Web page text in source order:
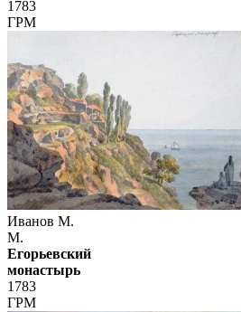
1783
ГРМ
Иванов М.
М.
Егорьевский
монастырь
1783
ГРМ